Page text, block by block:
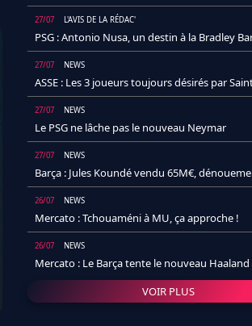
27/07 L'AVIS DE LA RÉDAC'
PSG : Antonio Nusa, un destin à la Bradley
27/07 NEWS
ASSE : Les 3 joueurs toujours désirés par
27/07 NEWS
Le PSG ne lâche pas le nouveau Neymar
27/07 NEWS
Barça : Jules Koundé vendu 65M€,
26/07 NEWS
Mercato : Tchouaméni à MU, ça approche !
26/07 NEWS
Mercato : Le Barça tente le nouveau Haaland
VOIR PLUS